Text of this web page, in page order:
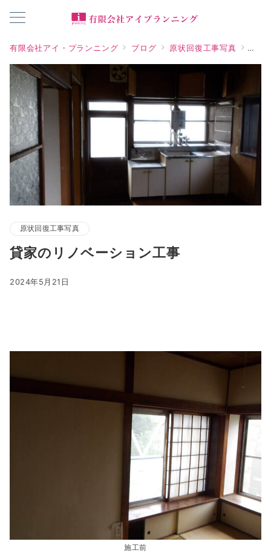
有限会社アイ・プランニング ブログ 原状回復工事写真 貸家
原状回復工事写真
貸家のリノベーション工事
2024年5月21日
施工前